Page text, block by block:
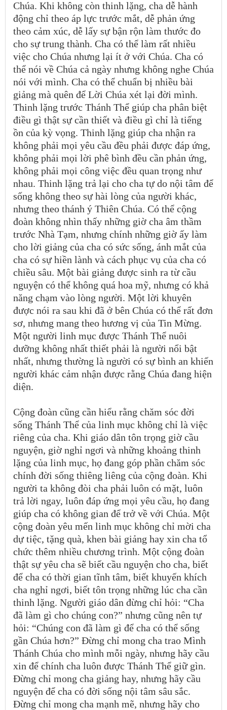
Chúa. Khi không còn thinh lặng, cha dễ hành
động chỉ theo áp lực trước mắt, dễ phản ứng
theo cảm xúc, dễ lấy sự bận rộn làm thước đo
cho sự trung thành. Cha có thể làm rất nhiều
việc cho Chúa nhưng lại ít ở với Chúa. Cha có
thể nói về Chúa cả ngày nhưng không nghe Chúa
nói với mình. Cha có thể chuẩn bị nhiều bài
giảng mà quên để Lời Chúa xét lại đời mình.
Thinh lặng trước Thánh Thể giúp cha phân biệt
điều gì thật sự cần thiết và điều gì chỉ là tiếng
ồn của kỳ vọng. Thinh lặng giúp cha nhận ra
không phải mọi yêu cầu đều phải được đáp ứng,
không phải mọi lời phê bình đều cần phản ứng,
không phải mọi công việc đều quan trọng như
nhau. Thinh lặng trả lại cho cha tự do nội tâm để
sống không theo sự hài lòng của người khác,
nhưng theo thánh ý Thiên Chúa. Có thể cộng
đoàn không nhìn thấy những giờ cha âm thầm
trước Nhà Tạm, nhưng chính những giờ ấy làm
cho lời giảng của cha có sức sống, ánh mắt của
cha có sự hiền lành và cách phục vụ của cha có
chiều sâu. Một bài giảng được sinh ra từ cầu
nguyện có thể không quá hoa mỹ, nhưng có khả
năng chạm vào lòng người. Một lời khuyên
được nói ra sau khi đã ở bên Chúa có thể rất đơn
sơ, nhưng mang theo hương vị của Tin Mừng.
Một người linh mục được Thánh Thể nuôi
dưỡng không nhất thiết phải là người nổi bật
nhất, nhưng thường là người có sự bình an khiến
người khác cảm nhận được rằng Chúa đang hiện
diện.
Cộng đoàn cũng cần hiểu rằng chăm sóc đời
sống Thánh Thể của linh mục không chỉ là việc
riêng của cha. Khi giáo dân tôn trọng giờ cầu
nguyện, giờ nghỉ ngơi và những khoảng thinh
lặng của linh mục, họ đang góp phần chăm sóc
chính đời sống thiêng liêng của cộng đoàn. Khi
người ta không đòi cha phải luôn có mặt, luôn
trả lời ngay, luôn đáp ứng mọi yêu cầu, họ đang
giúp cha có không gian để trở về với Chúa. Một
cộng đoàn yêu mến linh mục không chỉ mời cha
dự tiệc, tặng quà, khen bài giảng hay xin cha tổ
chức thêm nhiều chương trình. Một cộng đoàn
thật sự yêu cha sẽ biết cầu nguyện cho cha, biết
để cha có thời gian tĩnh tâm, biết khuyến khích
cha nghỉ ngơi, biết tôn trọng những lúc cha cần
thinh lặng. Người giáo dân đừng chỉ hỏi: “Cha
đã làm gì cho chúng con?” nhưng cũng nên tự
hỏi: “Chúng con đã làm gì để cha có thể sống
gần Chúa hơn?” Đừng chỉ mong cha trao Mình
Thánh Chúa cho mình mỗi ngày, nhưng hãy cầu
xin để chính cha luôn được Thánh Thể giữ gìn.
Đừng chỉ mong cha giảng hay, nhưng hãy cầu
nguyện để cha có đời sống nội tâm sâu sắc.
Đừng chỉ mong cha mạnh mẽ, nhưng hãy cho